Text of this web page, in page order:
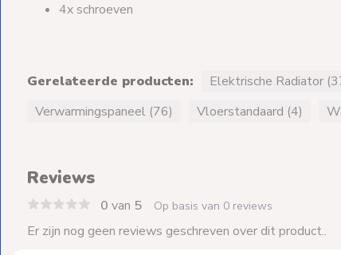
4x schroeven
Gerelateerde producten: Elektrische Radiator
Verwarmingspaneel (76)
Vloerstandaard (4)
Reviews
0 van 5 Op basis van 0 reviews
Er zijn nog geen reviews geschreven over dit product..